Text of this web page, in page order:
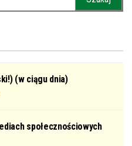
(w ciągu dnia)
społecznościowych